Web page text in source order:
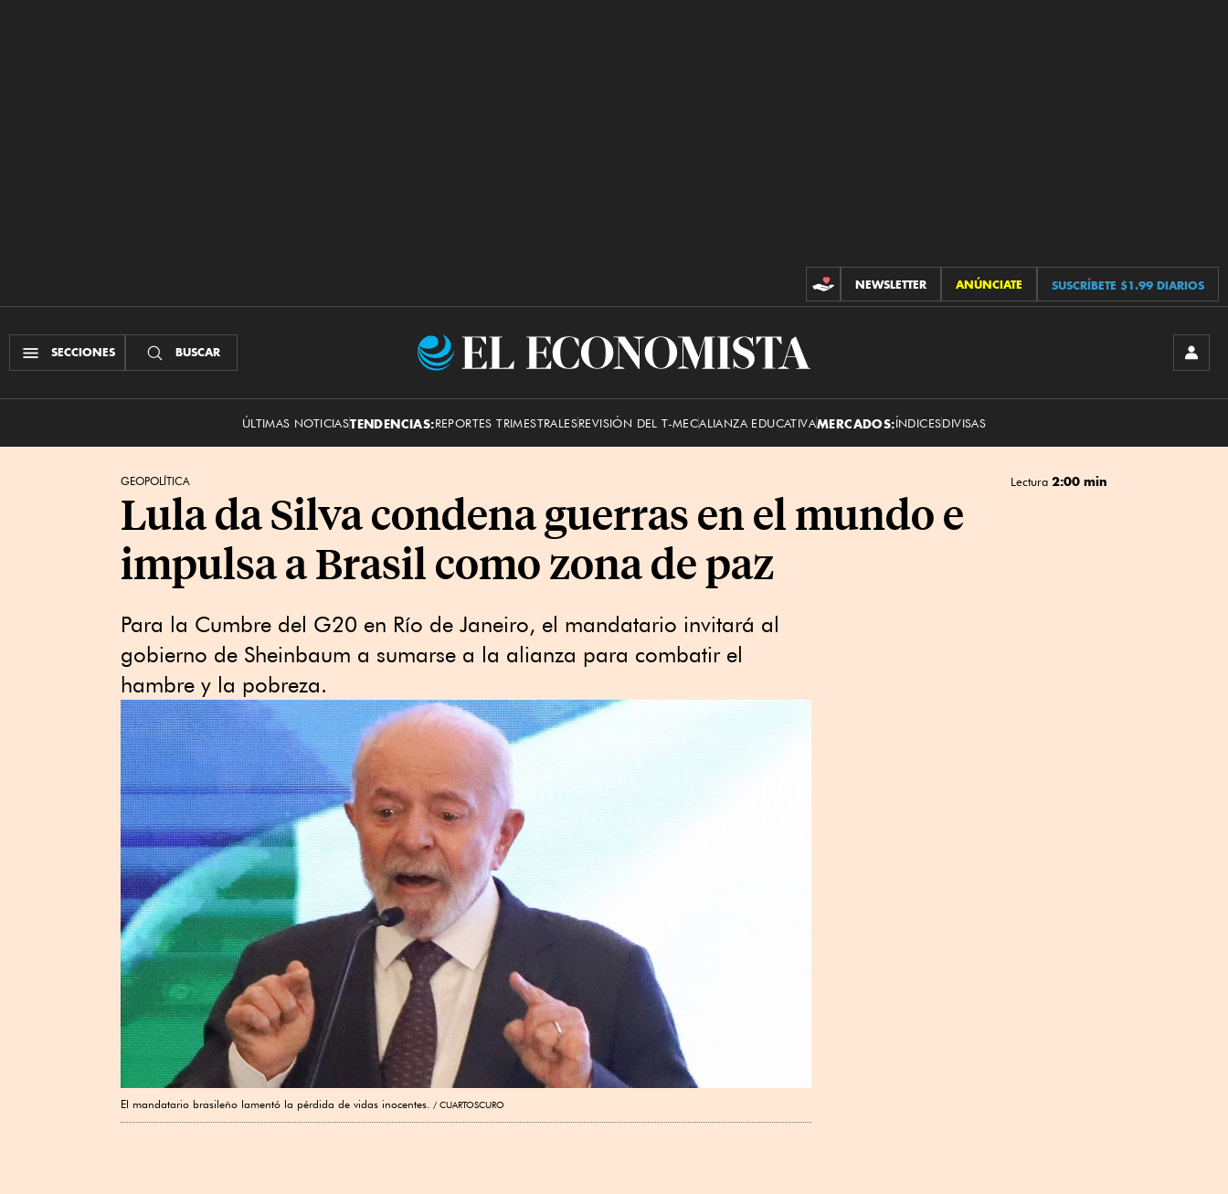
CONTRIBUCIONES
NEWSLETTER ANÚNCIATE SUSCRÍBETE $1.99 DIARIOS
SECCIONES BUSCAR
El
ÚLTIMAS NOTICIASTENDENCIAS:REPORTES TRIMESTRALESREVISIÓN DEL T-MECALIANZA EDUCATIVAMERCADOS:ÍNDICESDIVISAS
GEOPOLÍTICA Lectura 2:00 min
Lula da Silva condena guerras en el mundo e
impulsa a Brasil como zona de paz
Para la Cumbre del G20 en Río de Janeiro, el mandatario invitará al
gobierno de Sheinbaum a sumarse a la alianza para combatir el
hambre y la pobreza.
El mandatario brasileño lamentó la pérdida de vidas inocentes. CUARTOSCURO